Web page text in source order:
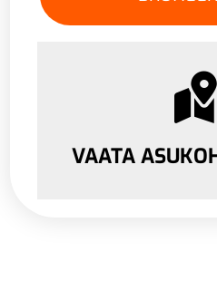
VAATA